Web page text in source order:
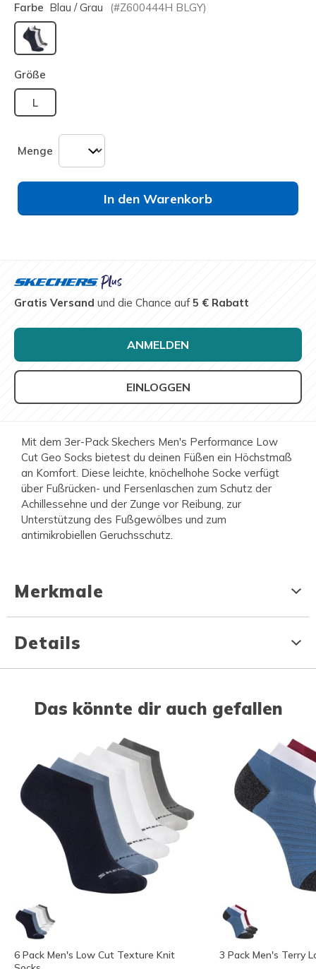
Farbe Blau / Grau (#Z600444H BLGY)
ausgewählt
Größe
L
Menge
In den Warenkorb
Gratis Versand und die Chance auf5 € Rabatt
ANMELDEN
EINLOGGEN
Mit dem 3er-Pack Skechers Men's Performance Low
Cut Geo Socks bietest du deinen Füßen ein Höchstmaß
an Komfort. Diese leichte, knöchelhohe Socke verfügt
über Fußrücken- und Fersenlaschen zum Schutz der
Achillessehne und der Zunge vor Reibung, zur
Unterstützung des Fußgewölbes und zum
antimikrobiellen Geruchsschutz.
Merkmale
Details
Das könnte dir auch gefallen
6 Pack Men's Low Cut Texture Knit
3 Pack Men's Terry